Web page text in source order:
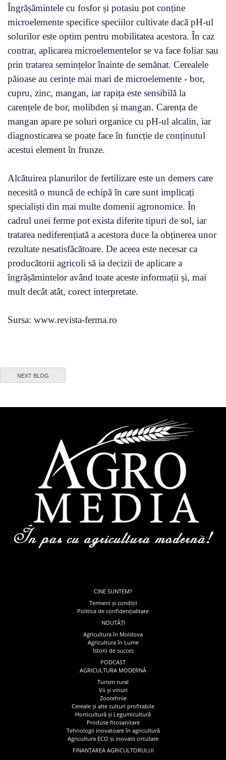
Îngrășămintele cu fosfor și potasiu pot conține
microelemente specifice speciilor cultivate dacă pH-ul
solurilor este optim pentru mobilitatea acestora. În caz
contrar, aplicarea microelementelor se va face foliar sau
prin tratarea semințelor înainte de semănat. Cerealele
păioase au cerințe mai mari de microelemente - bor,
cupru, zinc, mangan, iar rapița este sensibilă la
carențele de bor, molibden și mangan. Carența de
mangan apare pe soluri organice cu pH-ul alcalin, iar
diagnosticarea se poate face în funcție de conținutul
acestui element în frunze.
Alcătuirea planurilor de fertilizare este un demers care
necesită o muncă de echipă în care sunt implicați
specialiști din mai multe domenii agronomice. În
cadrul unei ferme pot exista diferite tipuri de sol, iar
tratarea nediferențiată a acestora duce la obținerea unor
rezultate nesatisfăcătoare. De aceea este necesar ca
producătorii agricoli să ia decizii de aplicare a
îngrășămintelor având toate aceste informații și, mai
mult decât atât, corect interpretate.
Sursa: www.revista-ferma.ro
NEXT BLOG
CINE SUNTEM?
Termeni și condiții
Politica de confidențialitate
NOUTĂȚI
Agricultura în Moldova
Agricultura în Lume
Istorii de succes
PODCAST
AGRICULTURA MODERNĂ
Turism rural
Vii și vinuri
Zootehnie
Cereale și alte culturi profitabile
Horticultură și Legumicultură
Produse fitosanitare
Tehnologii inovatoare în agricultură
Agricultura ECO și inovatii circulare
FINANȚAREA AGRICULTORULUI